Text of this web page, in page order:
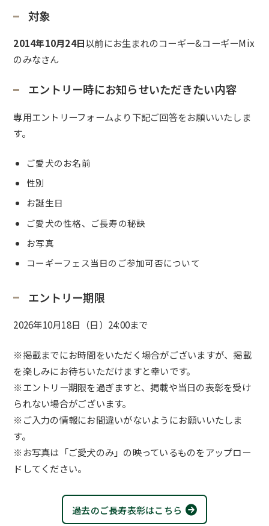
対象
2014年10月24日以前にお生まれのコーギー&コーギーMix
のみなさん
エントリー時にお知らせいただきたい内容
専用エントリーフォームより下記ご回答をお願いいたしま
す。
ご愛犬のお名前
性別
お誕生日
ご愛犬の性格、ご長寿の秘訣
お写真
コーギーフェス当日のご参加可否について
エントリー期限
2026年10月18日（日）24:00まで
※掲載までにお時間をいただく場合がございますが、掲載
を楽しみにお待ちいただけますと幸いです。
※エントリー期限を過ぎますと、掲載や当日の表彰を受け
られない場合がございます。
※ご入力の情報にお間違いがないようにお願いいたしま
す。
※お写真は「ご愛犬のみ」の映っているものをアップロー
ドしてください。
過去のご長寿表彰はこちら